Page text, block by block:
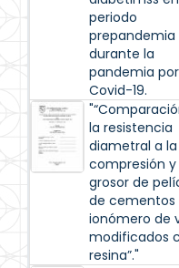
periodo
prepandemia
durante la
pandemia por
Covid-19.
la resistencia
diametral a la
compresión y
grosor de
de cementos
ionómero de
modificados
resina”."